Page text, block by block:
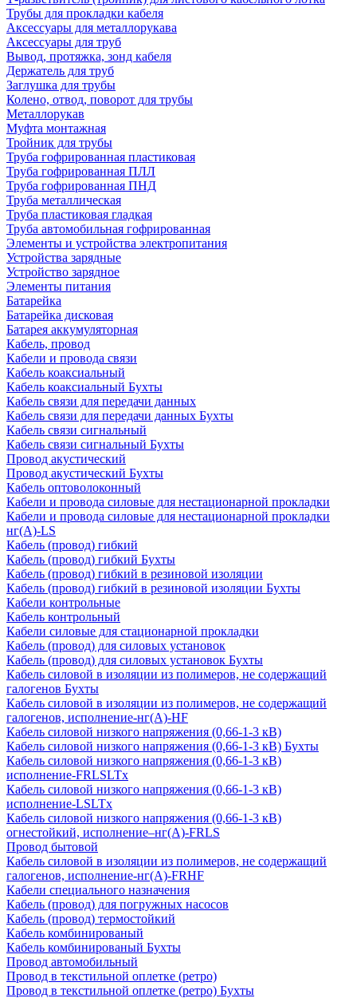
Трубы для прокладки кабеля
Аксессуары для металлорукава
Аксессуары для труб
Вывод, протяжка, зонд кабеля
Держатель для труб
Заглушка для трубы
Колено, отвод, поворот для трубы
Металлорукав
Муфта монтажная
Тройник для трубы
Труба гофрированная пластиковая
Труба гофрированная ПЛЛ
Труба гофрированная ПНД
Труба металлическая
Труба пластиковая гладкая
Труба автомобильная гофрированная
Элементы и устройства электропитания
Устройства зарядные
Устройство зарядное
Элементы питания
Батарейка
Батарейка дисковая
Батарея аккумуляторная
Кабель, провод
Кабели и провода связи
Кабель коаксиальный
Кабель коаксиальный Бухты
Кабель связи для передачи данных
Кабель связи для передачи данных Бухты
Кабель связи сигнальный
Кабель связи сигнальный Бухты
Провод акустический
Провод акустический Бухты
Кабель оптоволоконный
Кабели и провода силовые для нестационарной прокладки
Кабели и провода силовые для нестационарной прокладки
нг(А)-LS
Кабель (провод) гибкий
Кабель (провод) гибкий Бухты
Кабель (провод) гибкий в резиновой изоляции
Кабель (провод) гибкий в резиновой изоляции Бухты
Кабели контрольные
Кабель контрольный
Кабели силовые для стационарной прокладки
Кабель (провод) для силовых установок
Кабель (провод) для силовых установок Бухты
Кабель силовой в изоляции из полимеров, не содержащий
галогенов Бухты
Кабель силовой в изоляции из полимеров, не содержащий
галогенов, исполнение-нг(А)-HF
Кабель силовой низкого напряжения (0,66-1-3 кВ)
Кабель силовой низкого напряжения (0,66-1-3 кВ) Бухты
Кабель силовой низкого напряжения (0,66-1-3 кВ)
исполнение-FRLSLTx
Кабель силовой низкого напряжения (0,66-1-3 кВ)
исполнение-LSLTx
Кабель силовой низкого напряжения (0,66-1-3 кВ)
огнестойкий, исполнение–нг(А)-FRLS
Провод бытовой
Кабель силовой в изоляции из полимеров, не содержащий
галогенов, исполнение-нг(А)-FRHF
Кабели специального назначения
Кабель (провод) для погружных насосов
Кабель (провод) термостойкий
Кабель комбинированый
Кабель комбинированый Бухты
Провод автомобильный
Провод в текстильной оплетке (ретро)
Провод в текстильной оплетке (ретро) Бухты